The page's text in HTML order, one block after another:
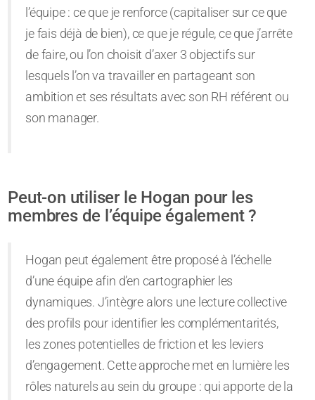
l’équipe : ce que je renforce (capitaliser sur ce que
je fais déjà de bien), ce que je régule, ce que j’arrête
de faire, ou l’on choisit d’axer 3 objectifs sur
lesquels l’on va travailler en partageant son
ambition et ses résultats avec son RH référent ou
son manager.
Peut-on utiliser le Hogan pour les
membres de l’équipe également ?
Hogan peut également être proposé à l’échelle
d’une équipe afin d’en cartographier les
dynamiques. J’intègre alors une lecture collective
des profils pour identifier les complémentarités,
les zones potentielles de friction et les leviers
d’engagement. Cette approche met en lumière les
rôles naturels au sein du groupe : qui apporte de la